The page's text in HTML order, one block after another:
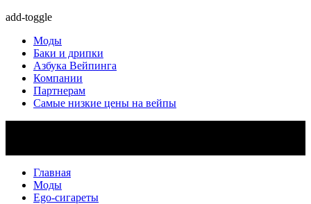
add-toggle
Моды
Баки и дрипки
Азбука Вейпинга
Компании
Партнерам
Самые низкие цены на вейпы
Главная
Моды
Ego-сигареты